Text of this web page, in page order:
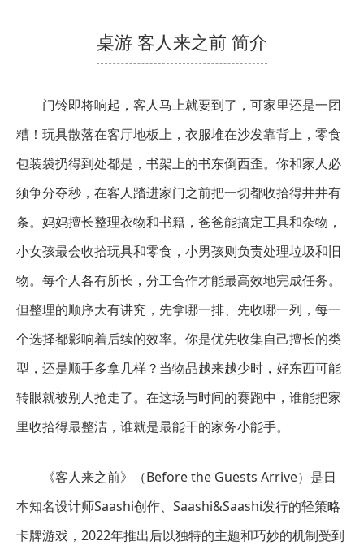
桌游 客人来之前 简介
门铃即将响起，客人马上就要到了，可家里还是一团
糟！玩具散落在客厅地板上，衣服堆在沙发靠背上，零食
包装袋扔得到处都是，书架上的书东倒西歪。你和家人必
须争分夺秒，在客人踏进家门之前把一切都收拾得井井有
条。妈妈擅长整理衣物和书籍，爸爸能搞定工具和杂物，
小女孩最会收拾玩具和零食，小男孩则负责处理垃圾和旧
物。每个人各有所长，分工合作才能最高效地完成任务。
但整理的顺序大有讲究，先拿哪一排、先收哪一列，每一
个选择都影响着后续的效率。你是优先收集自己擅长的类
型，还是顺手多拿几样？当物品越来越少时，好东西可能
转眼就被别人抢走了。在这场与时间的赛跑中，谁能把家
里收拾得最整洁，谁就是最能干的家务小能手。
《客人来之前》（Before the Guests Arrive）是日
本知名设计师Saashi创作、Saashi&Saashi发行的轻策略
卡牌游戏，2022年推出后以独特的主题和巧妙的机制受到